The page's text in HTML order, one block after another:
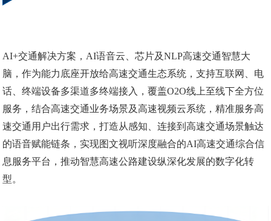
AI+交通解决方案，AI语音云、芯片及NLP高速交通智慧大
脑，作为能力底座开放给高速交通生态系统，支持互联网、电
话、终端设备多渠道多终端接入，覆盖O2O线上至线下全方位
服务，结合高速交通业务场景及高速视频云系统，精准服务高
速交通用户出行需求，打造从感知、连接到高速交通场景触达
的语音赋能链条，实现图文视听深度融合的AI高速交通综合信
息服务平台，推动智慧高速公路建设纵深化发展的数字化转
型。